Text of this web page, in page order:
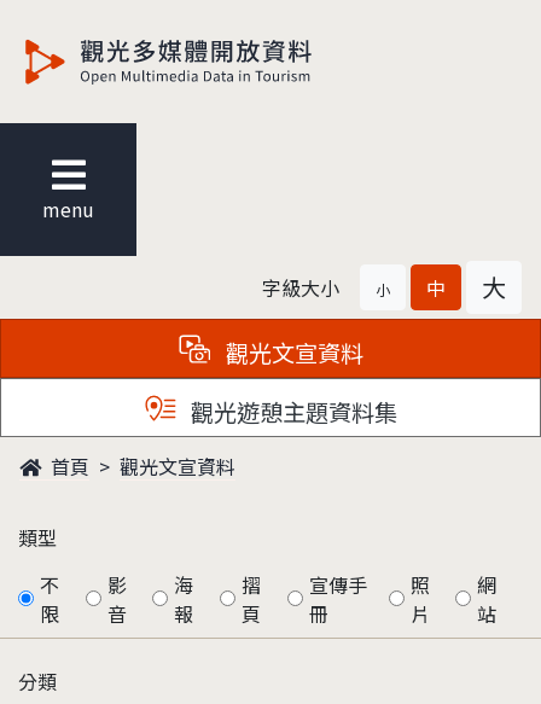
menu
字級大小 小 中 大
觀光文宣資料
觀光遊憩主題資料集
首頁 觀光文宣資料
類型
不
限
影
音
海
報
摺
頁
宣傳手
冊
照
片
網
站
分類